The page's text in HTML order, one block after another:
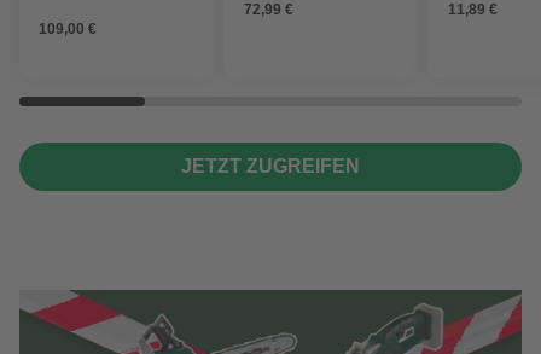
109,00 €
72,99 €
4 Stück
11,89 €
JETZT ZUGREIFEN